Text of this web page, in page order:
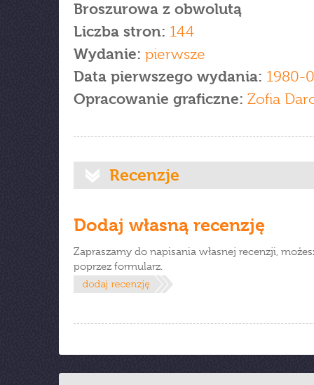
Broszurowa z obwolutą
Liczba stron: 144
Wydanie: pierwsze
Data pierwszego wydania: 1980-
Opracowanie graficzne: Zofia
Recenzje
Dodaj własną recenzję
Zapraszamy do napisania własnej recenzji,
poprzez formularz.